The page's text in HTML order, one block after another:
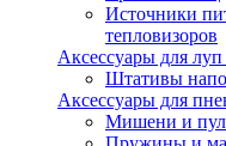
Источники
тепловизоров
Аксессуары для
Штативы
Аксессуары для
Мишени и